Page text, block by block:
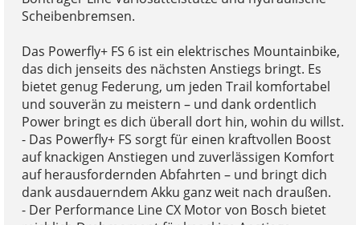
Scheibenbremsen.
Das Powerfly+ FS 6 ist ein elektrisches Mountainbike,
das dich jenseits des nächsten Anstiegs bringt. Es
bietet genug Federung, um jeden Trail komfortabel
und souverän zu meistern – und dank ordentlich
Power bringt es dich überall dort hin, wohin du willst.
- Das Powerfly+ FS sorgt für einen kraftvollen Boost
auf knackigen Anstiegen und zuverlässigen Komfort
auf herausfordernden Abfahrten – und bringt dich
dank ausdauerndem Akku ganz weit nach draußen.
- Der Performance Line CX Motor von Bosch bietet